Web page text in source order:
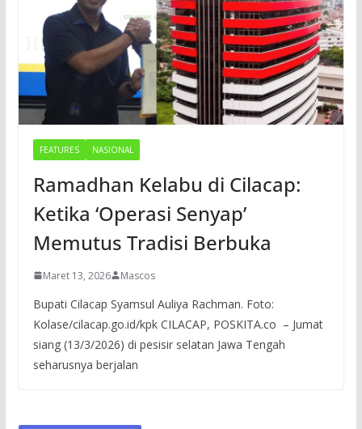
FEATURES NASIONAL
Ramadhan Kelabu di Cilacap:
Ketika ‘Operasi Senyap’
Memutus Tradisi Berbuka
Maret 13, 2026 Mascos
Bupati Cilacap Syamsul Auliya Rachman. Foto:
Kolase/cilacap.go.id/kpk CILACAP, POSKITA.co – Jumat
siang (13/3/2026) di pesisir selatan Jawa Tengah
seharusnya berjalan